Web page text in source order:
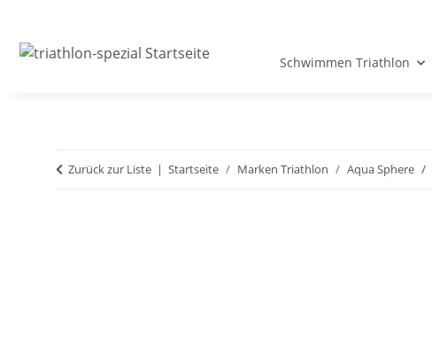
Schwimmen Triathlon
Zurück zur Liste Startseite Marken Triathlon Aqua Sphere